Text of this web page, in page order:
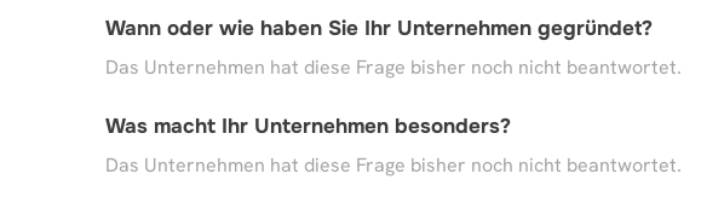
Wann oder wie haben Sie Ihr Unternehmen gegründet?
Das Unternehmen hat diese Frage bisher noch nicht beantwortet.
Was macht Ihr Unternehmen besonders?
Das Unternehmen hat diese Frage bisher noch nicht beantwortet.